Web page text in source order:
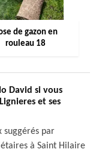
de gazon en
rouleau 18
David si vous
et ses
suggérés par
à Saint Hilaire